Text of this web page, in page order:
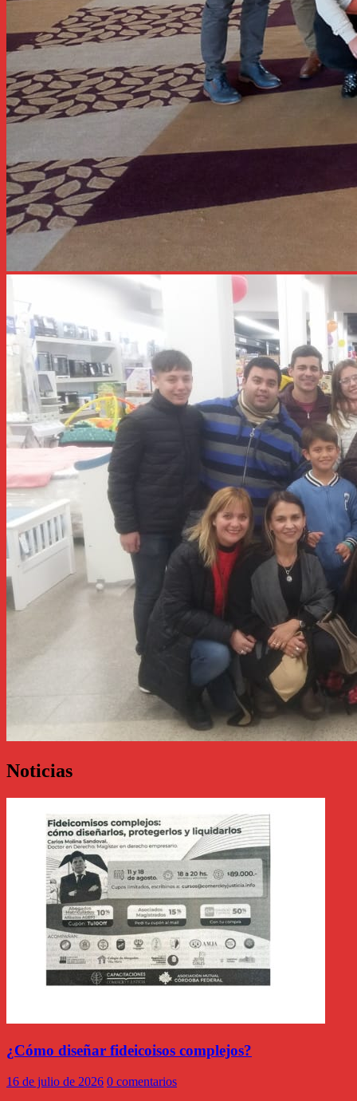
Noticias
¿Cómo diseñar fideicoisos complejos?
16 de julio de 2026 0 comentarios